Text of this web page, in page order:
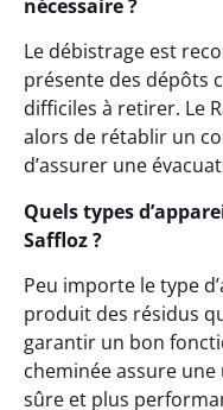
nécessaire ?
Le débistrage est
présente des dépôts
difficiles à retirer. Le
alors de rétablir un
d’assurer une
Quels types
Saffloz ?
Peu importe le type
produit des résidus
garantir un bon
cheminée assure
sûre et plus